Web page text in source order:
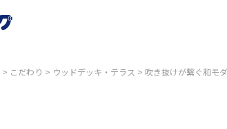
> こだわり > ウッドデッキ・テラス > 吹き抜けが繋ぐ和モ